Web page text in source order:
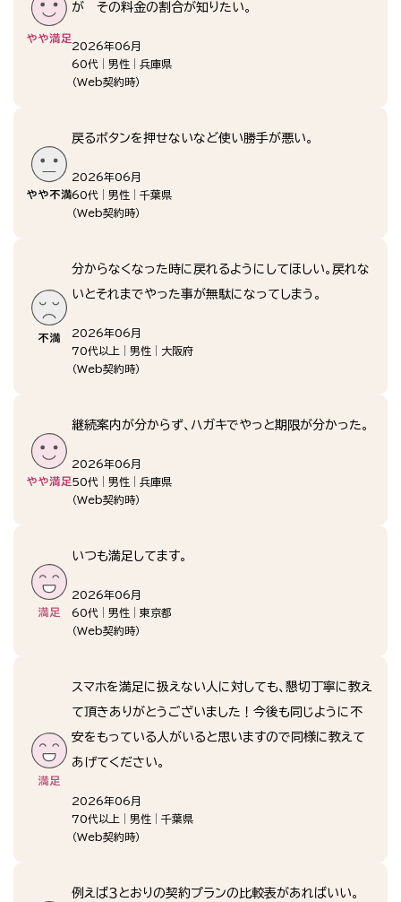
が その料金の割合が知りたい。
2026年06月
60代
男性
兵庫県
（Web契約時）
戻るボタンを押せないなど使い勝手が悪い。
2026年06月
60代
男性
千葉県
（Web契約時）
分からなくなった時に戻れるようにしてほしい。戻れな
いとそれまでやった事が無駄になってしまう。
2026年06月
70代以上
男性
大阪府
（Web契約時）
継続案内が分からず、ハガキでやっと期限が分かった。
2026年06月
50代
男性
兵庫県
（Web契約時）
いつも満足してます。
2026年06月
60代
男性
東京都
（Web契約時）
スマホを満足に扱えない人に対しても、懇切丁寧に教え
て頂きありがとうございました！今後も同じように不
安をもっている人がいると思いますので同様に教えて
あげてください。
2026年06月
70代以上
男性
千葉県
（Web契約時）
例えば３とおりの契約プランの比較表があればいい。